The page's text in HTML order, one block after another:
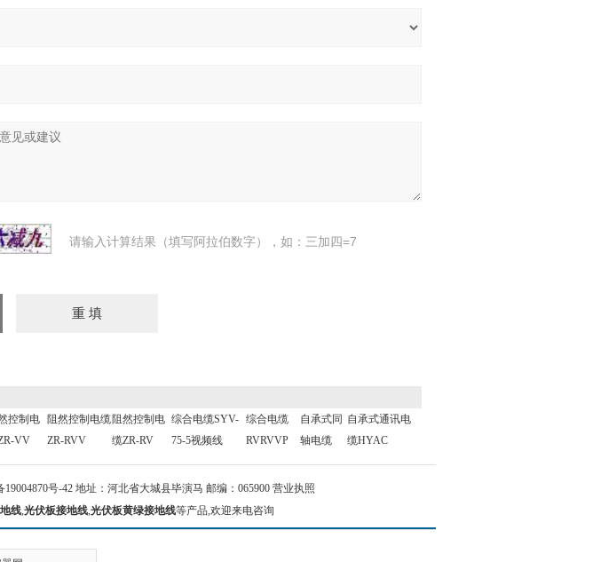
请输入计算结果（填写阿拉伯数字），如：三加四=7
控制电
VV
阻然控制电缆
ZR-RVV
阻然控制电
缆ZR-RV
综合电缆SYV-
75-5视频线
综合电缆
RVRVVP
自承式同
轴电缆
自承式通讯电
缆HYAC
19004870号-42 地址：河北省大城县毕演马 邮编：065900 营业执照
线,光伏板接地线,光伏板黄绿接地线等产品,欢迎来电咨询